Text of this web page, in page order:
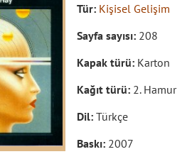
Tür: Kişisel Gelişim
Sayfa sayısı: 208
Kapak türü: Karton
Kağıt türü: 2. Hamur
Dil:Türkçe
Baskı: 2007